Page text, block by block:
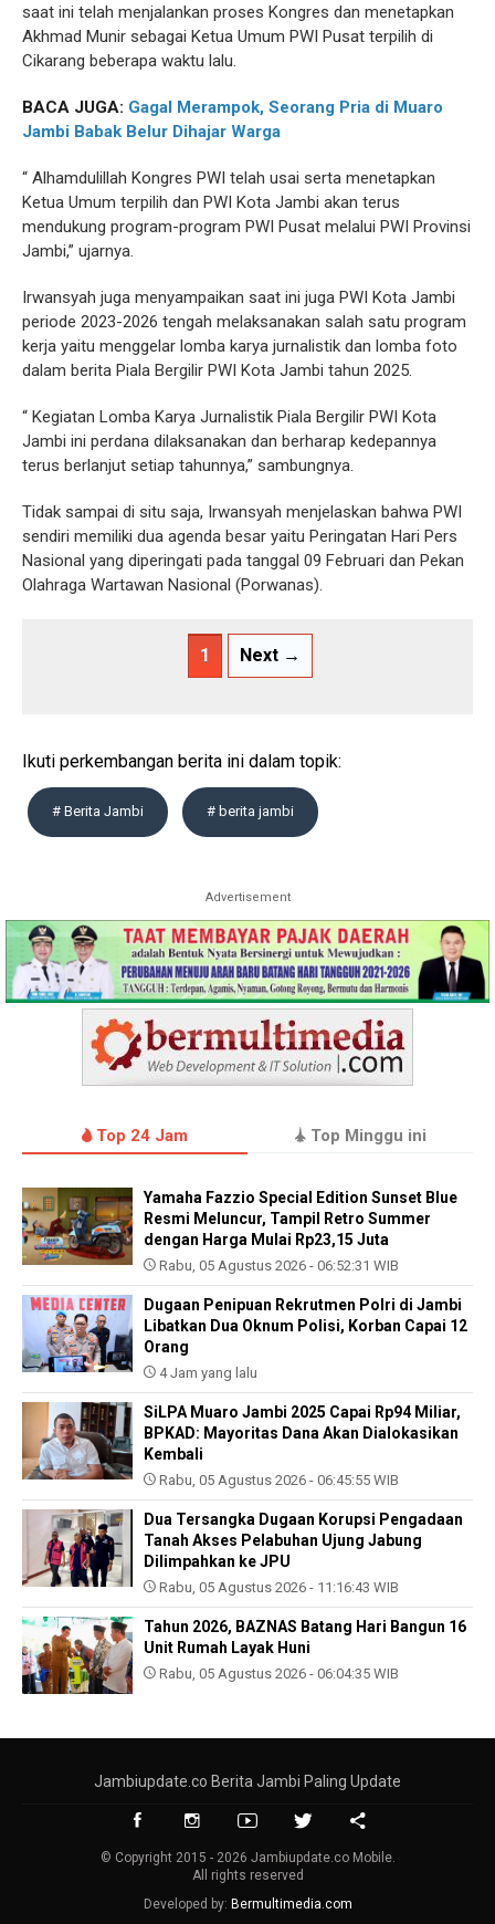
saat ini telah menjalankan proses Kongres dan menetapkan
Akhmad Munir sebagai Ketua Umum PWI Pusat terpilih di
Cikarang beberapa waktu lalu.
BACA JUGA: Gagal Merampok, Seorang Pria di Muaro
Jambi Babak Belur Dihajar Warga
“ Alhamdulillah Kongres PWI telah usai serta menetapkan
Ketua Umum terpilih dan PWI Kota Jambi akan terus
mendukung program-program PWI Pusat melalui PWI Provinsi
Jambi,” ujarnya.
Irwansyah juga menyampaikan saat ini juga PWI Kota Jambi
periode 2023-2026 tengah melaksanakan salah satu program
kerja yaitu menggelar lomba karya jurnalistik dan lomba foto
dalam berita Piala Bergilir PWI Kota Jambi tahun 2025.
“ Kegiatan Lomba Karya Jurnalistik Piala Bergilir PWI Kota
Jambi ini perdana dilaksanakan dan berharap kedepannya
terus berlanjut setiap tahunnya,” sambungnya.
Tidak sampai di situ saja, Irwansyah menjelaskan bahwa PWI
sendiri memiliki dua agenda besar yaitu Peringatan Hari Pers
Nasional yang diperingati pada tanggal 09 Februari dan Pekan
Olahraga Wartawan Nasional (Porwanas).
1 Next →
Ikuti perkembangan berita ini dalam topik:
# Berita Jambi # berita jambi
Advertisement
Top 24 Jam Top Minggu ini
Yamaha Fazzio Special Edition Sunset Blue
Resmi Meluncur, Tampil Retro Summer
dengan Harga Mulai Rp23,15 Juta
Rabu, 05 Agustus 2026 - 06:52:31 WIB
Dugaan Penipuan Rekrutmen Polri di Jambi
Libatkan Dua Oknum Polisi, Korban Capai 12
Orang
4 Jam yang lalu
SiLPA Muaro Jambi 2025 Capai Rp94 Miliar,
BPKAD: Mayoritas Dana Akan Dialokasikan
Kembali
Rabu, 05 Agustus 2026 - 06:45:55 WIB
Dua Tersangka Dugaan Korupsi Pengadaan
Tanah Akses Pelabuhan Ujung Jabung
Dilimpahkan ke JPU
Rabu, 05 Agustus 2026 - 11:16:43 WIB
Tahun 2026, BAZNAS Batang Hari Bangun 16
Unit Rumah Layak Huni
Rabu, 05 Agustus 2026 - 06:04:35 WIB
Jambiupdate.co Berita Jambi Paling Update
© Copyright 2015 - 2026 Jambiupdate.co Mobile.
All rights reserved
Developed by: Bermultimedia.com